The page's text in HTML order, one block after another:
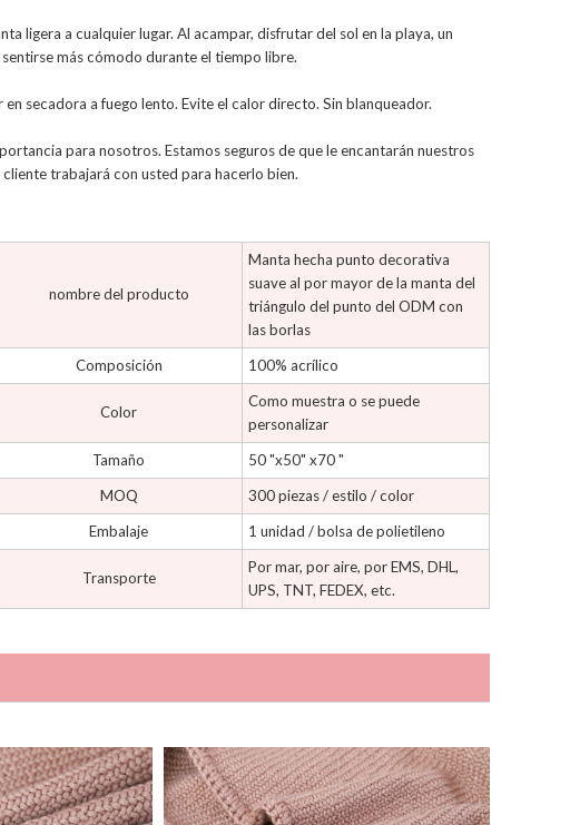
ligera a cualquier lugar. Al acampar, disfrutar del sol en la playa, un
más cómodo durante el tiempo libre.
secadora a fuego lento. Evite el calor directo. Sin blanqueador.
para nosotros. Estamos seguros de que le encantarán nuestros
trabajará con usted para hacerlo bien.
nombre del producto
Manta hecha punto decorativa
suave al por mayor de la manta del
triángulo del punto del ODM con
las borlas
Composición
100% acrílico
Color
Como muestra o se puede
personalizar
Tamaño
50 "x50" x70 "
MOQ
300 piezas / estilo / color
Embalaje
1 unidad / bolsa de polietileno
Transporte
Por mar, por aire, por EMS, DHL,
UPS, TNT, FEDEX, etc.